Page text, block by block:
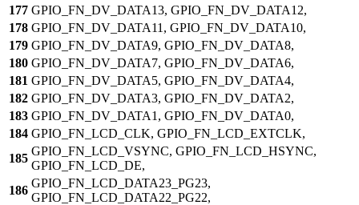
177 GPIO_FN_DV_DATA13, GPIO_FN_DV_DATA12,
178 GPIO_FN_DV_DATA11, GPIO_FN_DV_DATA10,
179 GPIO_FN_DV_DATA9, GPIO_FN_DV_DATA8,
180 GPIO_FN_DV_DATA7, GPIO_FN_DV_DATA6,
181 GPIO_FN_DV_DATA5, GPIO_FN_DV_DATA4,
182 GPIO_FN_DV_DATA3, GPIO_FN_DV_DATA2,
183 GPIO_FN_DV_DATA1, GPIO_FN_DV_DATA0,
184 GPIO_FN_LCD_CLK, GPIO_FN_LCD_EXTCLK,
185
GPIO_FN_LCD_VSYNC, GPIO_FN_LCD_HSYNC,
GPIO_FN_LCD_DE,
186
GPIO_FN_LCD_DATA23_PG23,
GPIO_FN_LCD_DATA22_PG22,